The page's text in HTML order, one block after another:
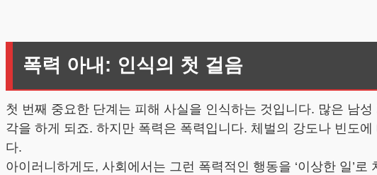
폭력 아내: 인식의 첫 걸음
첫 번째 중요한 단계는 피해 사실을 인식하는 것입니다. 많은 남
각을 하게 되죠. 하지만 폭력은 폭력입니다. 체벌의 강도나 빈도
다.
아이러니하게도, 사회에서는 그런 폭력적인 행동을 ‘이상한 일’